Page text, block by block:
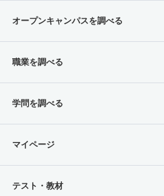
オープンキャンパスを調べる
職業を調べる
学問を調べる
マイページ
テスト・教材